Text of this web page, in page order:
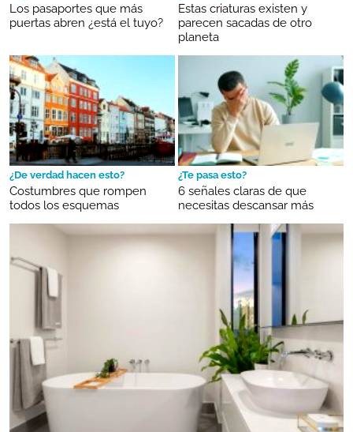
Los pasaportes que más
puertas abren ¿está el tuyo?
Estas criaturas existen y
parecen sacadas de otro
planeta
¿De verdad hacen esto?
Costumbres que rompen
todos los esquemas
¿Te pasa esto?
6 señales claras de que
necesitas descansar más